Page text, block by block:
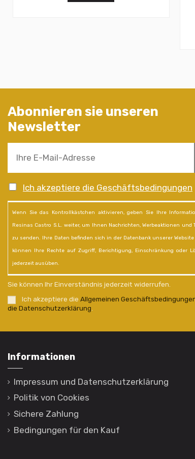
Abonnieren sie unseren
Newsletter
Ich akzeptiere die Geschäftsbedingungen
Wenn Sie das Kontrollkästchen aktivieren, geben Sie Ihre
Resinas Castro S.L. weiter, um Ihnen Nachrichten, Werbeaktionen und
zu senden. Ihre Daten befinden sich in der Datenbank unserer
können Ihre Rechte auf Zugriff, Berichtigung, Einschränkung oder
jederzeit ausüben.
Sie können Ihr Einverständnis jederzeit widerrufen.
Ich akzeptiere die Allgemeinen
die Datenschutzerklärung
Informationen
Impressum und Datenschutzerklärung
Politik von Cookies
Sichere Zahlung
Bedingungen für den Kauf